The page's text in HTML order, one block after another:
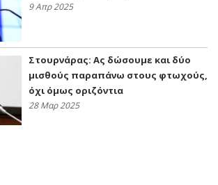
9 Απρ 2025
Στουρνάρας: Ας δώσουμε και δύο
μισθούς παραπάνω στους φτωχούς,
όχι όμως οριζόντια
28 Μαρ 2025